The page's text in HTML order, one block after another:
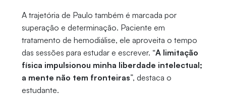
A trajetória de Paulo também é marcada por
superação e determinação. Paciente em
tratamento de hemodiálise, ele aproveita o tempo
das sessões para estudar e escrever. “A limitação
física impulsionou minha liberdade intelectual;
a mente não tem fronteiras”, destaca o
estudante.